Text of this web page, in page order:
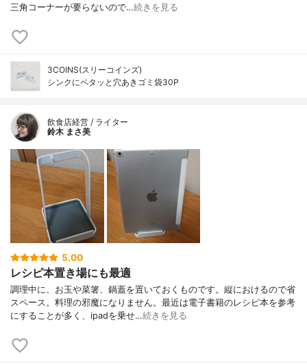
三角コーナーが要らないので…続きを見る
3COINS(スリーコインズ)
シンクにペタッと穴あきゴミ袋30P
飲食店経営 / ライター
鈴木 まさ美
5.00
レシピ本置き場にも最適
調理中に、お玉や菜箸、鍋蓋を置いておくものです。縦におけるので省
スペース。料理の邪魔になりません。最近は電子書籍のレシピ本を参考
にすることが多く、ipadを乗せ…続きを見る